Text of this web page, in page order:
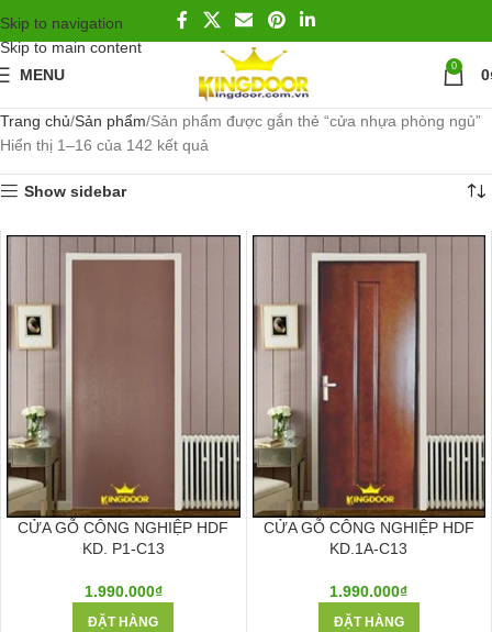
Skip to navigation
Skip to main content
MENU
0 0
Trang chủ Sản phẩm Sản phẩm được gắn thẻ “cửa nhựa phòng ngủ”
Hiển thị 1–16 của 142 kết quả
Show sidebar
CỬA GỖ CÔNG NGHIỆP HDF
KD. P1-C13
1.990.000₫
ĐẶT HÀNG
CỬA GỖ CÔNG NGHIỆP HDF
KD.1A-C13
1.990.000₫
ĐẶT HÀNG